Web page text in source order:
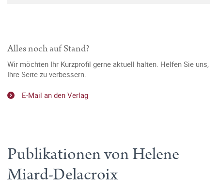
Alles noch auf Stand?
Wir möchten Ihr Kurzprofil gerne aktuell halten. Helfen Sie uns,
Ihre Seite zu verbessern.
E-Mail an den Verlag
Publikationen von Helene
Miard-Delacroix